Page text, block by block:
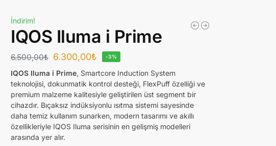
İndirim!
IQOS Iluma i Prime
6.500,00₺ 6.300,00₺ -3%
IQOS Iluma i Prime, Smartcore Induction System
teknolojisi, dokunmatik kontrol desteği, FlexPuff özelliği ve
premium malzeme kalitesiyle geliştirilen üst segment bir
cihazdır. Bıçaksız indüksiyonlu ısıtma sistemi sayesinde
daha temiz kullanım sunarken, modern tasarımı ve akıllı
özellikleriyle IQOS Iluma serisinin en gelişmiş modelleri
arasında yer alır.